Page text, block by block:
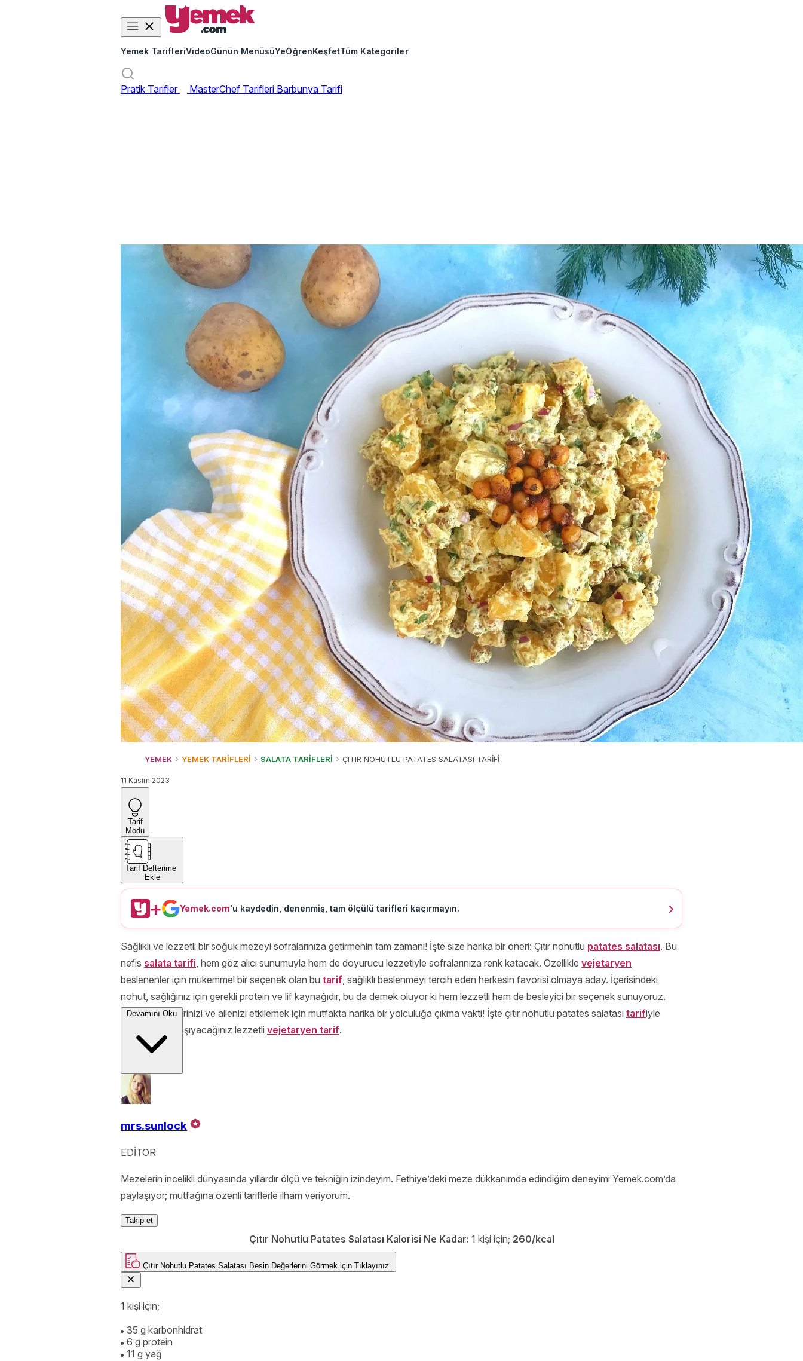
Yemek TarifleriVideoGünün MenüsüYeÖğrenKeşfetTüm Kategoriler
Pratik Tarifler MasterChef Tarifleri Barbunya Tarifi
YEMEK YEMEK TARİFLERİ SALATA TARİFLERİ ÇITIR NOHUTLU PATATES SALATASI TARİFİ
11 Kasım 2023
Tarif
Modu
Tarif Defterime
Ekle
+ Yemek.com'u kaydedin, denenmiş, tam ölçülü tarifleri kaçırmayın.
Sağlıklı ve lezzetli bir soğuk mezeyi sofralarınıza getirmenin tam zamanı! İşte size harika bir öneri: Çıtır nohutlu patates salatası. Bu
nefis salata tarifi, hem göz alıcı sunumuyla hem de doyurucu lezzetiyle sofralarınıza renk katacak. Özellikle vejetaryen
beslenenler için mükemmel bir seçenek olan bu tarif, sağlıklı beslenmeyi tercih eden herkesin favorisi olmaya aday. İçerisindeki
nohut, sağlığınız için gerekli protein ve lif kaynağıdır, bu da demek oluyor ki hem lezzetli hem de besleyici bir seçenek sunuyoruz.
Şimdi, misafirlerinizi ve ailenizi etkilemek için mutfakta harika bir yolculuğa çıkma vakti! İşte çıtır nohutlu patates salatası tarifiyle
sofralarınıza taşıyacağınız lezzetli vejetaryen tarif.
Devamını Oku
mrs.sunlock
EDİTOR
Mezelerin incelikli dünyasında yıllardır ölçü ve tekniğin izindeyim. Fethiye’deki meze dükkanımda edindiğim deneyimi Yemek.com’da
paylaşıyor; mutfağına özenli tariflerle ilham veriyorum.
Takip et
Çıtır Nohutlu Patates Salatası Kalorisi Ne Kadar: 1 kişi için; 260/kcal
Çıtır Nohutlu Patates Salatası Besin Değerlerini Görmek için Tıklayınız.
1 kişi için;
35 g karbonhidrat
6 g protein
11 g yağ